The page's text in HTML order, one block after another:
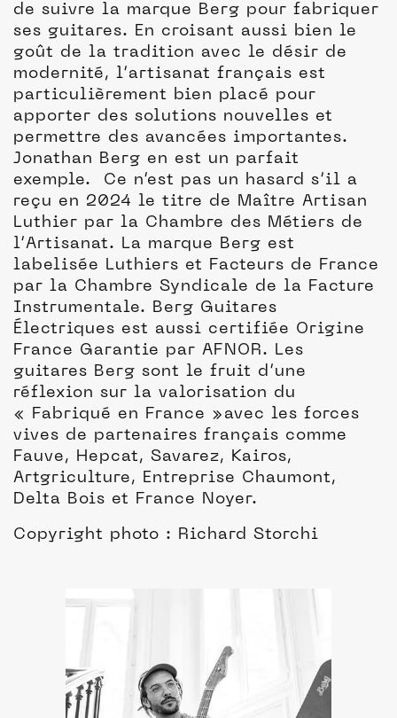
de suivre la marque Berg pour fabriquer
ses guitares. En croisant aussi bien le
goût de la tradition avec le désir de
modernité, l’artisanat français est
particulièrement bien placé pour
apporter des solutions nouvelles et
permettre des avancées importantes.
Jonathan Berg en est un parfait
exemple. Ce n’est pas un hasard s’il a
reçu en 2024 le titre de Maître Artisan
Luthier par la Chambre des Métiers de
l’Artisanat. La marque Berg est
labelisée Luthiers et Facteurs de France
par la Chambre Syndicale de la Facture
Instrumentale. Berg Guitares
Électriques est aussi certifiée Origine
France Garantie par AFNOR. Les
guitares Berg sont le fruit d’une
réflexion sur la valorisation du
« Fabriqué en France »avec les forces
vives de partenaires français comme
Fauve, Hepcat, Savarez, Kairos,
Artgriculture, Entreprise Chaumont,
Delta Bois et France Noyer.
Copyright photo : Richard Storchi